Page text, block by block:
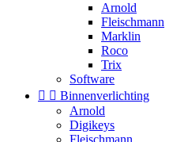
Arnold
Fleischmann
Marklin
Roco
Trix
Software
  Binnenverlichting
Arnold
Digikeys
Fleischmann